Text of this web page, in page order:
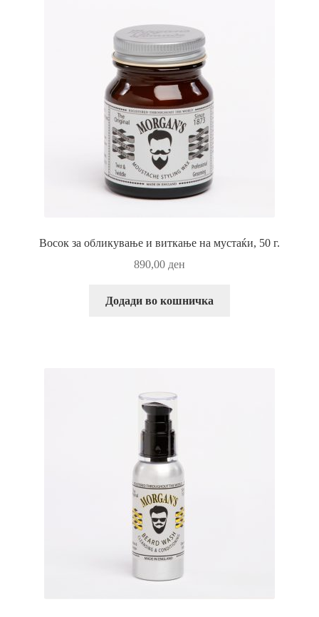
Восок за обликување и виткање на мустаќи, 50 г.
890,00 ден
Додади во кошничка